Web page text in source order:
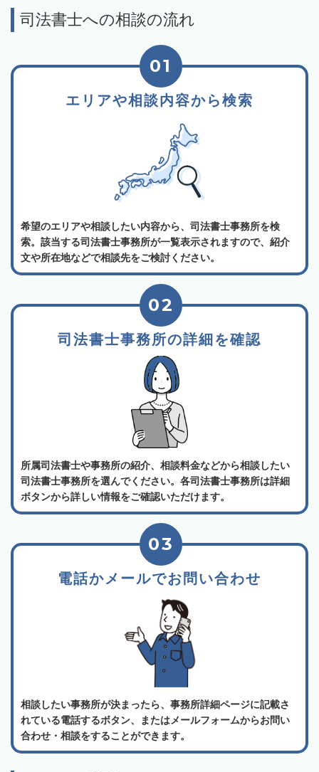
司法書士への相談の流れ
エリアや相談内容から検索
01
希望のエリアや相談したい内容から、司法書士事務所を検
索。該当する司法書士事務所が一覧表示されますので、紹介
文や所在地などで相談先をご検討ください。
司法書士事務所の詳細を確認
02
所属司法書士や事務所の紹介、相談料金などから相談したい
司法書士事務所を選んでください。各司法書士事務所は詳細
ボタンから詳しい情報をご確認いただけます。
電話かメールでお問い合わせ
03
相談したい事務所が決まったら、事務所詳細ページに記載さ
れている電話するボタン、またはメールフォームからお問い
合わせ・相談をすることができます。